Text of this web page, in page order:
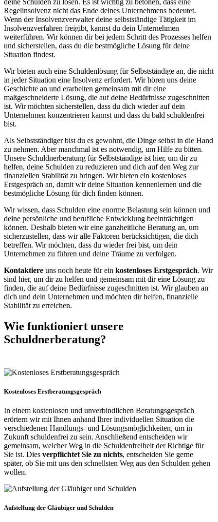
deine Schulden zu lösen. Es ist wichtig zu betonen, dass eine
Regelinsolvenz nicht das Ende deines Unternehmens bedeutet.
Wenn der Insolvenzverwalter deine selbstständige Tätigkeit im
Insolvenzverfahren freigibt, kannst du dein Unternehmen
weiterführen. Wir können dir bei jedem Schritt des Prozesses helfen
und sicherstellen, dass du die bestmögliche Lösung für deine
Situation findest.
Wir bieten auch eine Schuldenlösung für Selbstständige an, die nicht
in jeder Situation eine Insolvenz erfordert. Wir hören uns deine
Geschichte an und erarbeiten gemeinsam mit dir eine
maßgeschneiderte Lösung, die auf deine Bedürfnisse zugeschnitten
ist. Wir möchten sicherstellen, dass du dich wieder auf dein
Unternehmen konzentrieren kannst und dass du bald schuldenfrei
bist.
Als Selbstständiger bist du es gewohnt, die Dinge selbst in die Hand
zu nehmen. Aber manchmal ist es notwendig, um Hilfe zu bitten.
Unsere Schuldnerberatung für Selbstständige ist hier, um dir zu
helfen, deine Schulden zu reduzieren und dich auf den Weg zur
finanziellen Stabilität zu bringen. Wir bieten ein kostenloses
Erstgespräch an, damit wir deine Situation kennenlernen und die
bestmögliche Lösung für dich finden können.
Wir wissen, dass Schulden eine enorme Belastung sein können und
deine persönliche und berufliche Entwicklung beeinträchtigen
können. Deshalb bieten wir eine ganzheitliche Beratung an, um
sicherzustellen, dass wir alle Faktoren berücksichtigen, die dich
betreffen. Wir möchten, dass du wieder frei bist, um dein
Unternehmen zu führen und deine Träume zu verfolgen.
Kontaktiere uns noch heute für ein kostenloses Erstgespräch. Wir
sind hier, um dir zu helfen und gemeinsam mit dir eine Lösung zu
finden, die auf deine Bedürfnisse zugeschnitten ist. Wir glauben an
dich und dein Unternehmen und möchten dir helfen, finanzielle
Stabilität zu erreichen.
Wie funktioniert unsere
Schuldnerberatung?
Kostenloses Erstberatungsgespräch
In einem kostenlosen und unverbindlichen Beratungsgespräch
erörtern wir mit Ihnen anhand Ihrer individuellen Situation die
verschiedenen Handlungs- und Lösungsmöglichkeiten, um in
Zukunft schuldenfrei zu sein. Anschließend entscheiden wir
gemeinsam, welcher Weg in die Schuldenfreiheit der Richtige für
Sie ist. Dies verpflichtet Sie zu nichts, entscheiden Sie gerne
später, ob Sie mit uns den schnellsten Weg aus den Schulden gehen
wollen.
Aufstellung der Gläubiger und Schulden